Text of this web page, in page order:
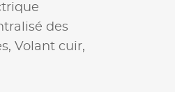
des
Volant cuir,